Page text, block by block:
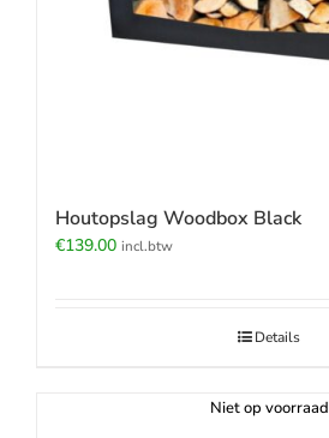
Houtopslag Woodbox Black
€139.00 incl.btw
Details
Niet op voorraad